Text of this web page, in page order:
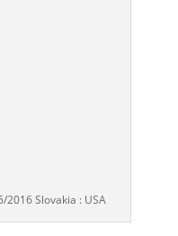
Slovakia : USA